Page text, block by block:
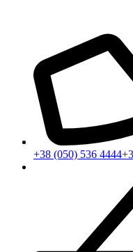
+38 (050) 536 4444